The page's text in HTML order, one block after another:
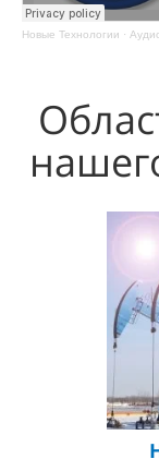
Новые Технологии ·